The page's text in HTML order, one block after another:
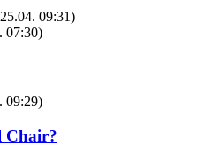
09:31)
07:30)
09:29)
Chair?